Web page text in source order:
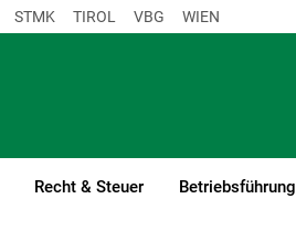
STMK TIROL VBG WIEN
Recht & Steuer Betriebsführung